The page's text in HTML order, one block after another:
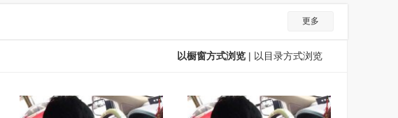
更多
以橱窗方式浏览 | 以目录方式浏览